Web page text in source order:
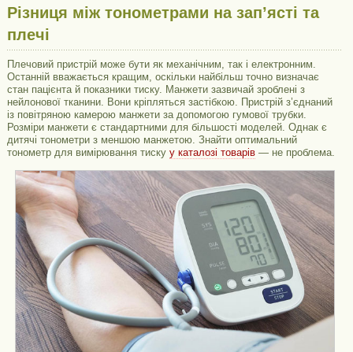
Різниця між тонометрами на зап’ясті та
плечі
Плечовий пристрій може бути як механічним, так і електронним.
Останній вважається кращим, оскільки найбільш точно визначає
стан пацієнта й показники тиску. Манжети зазвичай зроблені з
нейлонової тканини. Вони кріпляться застібкою. Пристрій з’єднаний
із повітряною камерою манжети за допомогою гумової трубки.
Розміри манжети є стандартними для більшості моделей. Однак є
дитячі тонометри з меншою манжетою. Знайти оптимальний
тонометр для вимірювання тиску у каталозі товарів— не проблема.